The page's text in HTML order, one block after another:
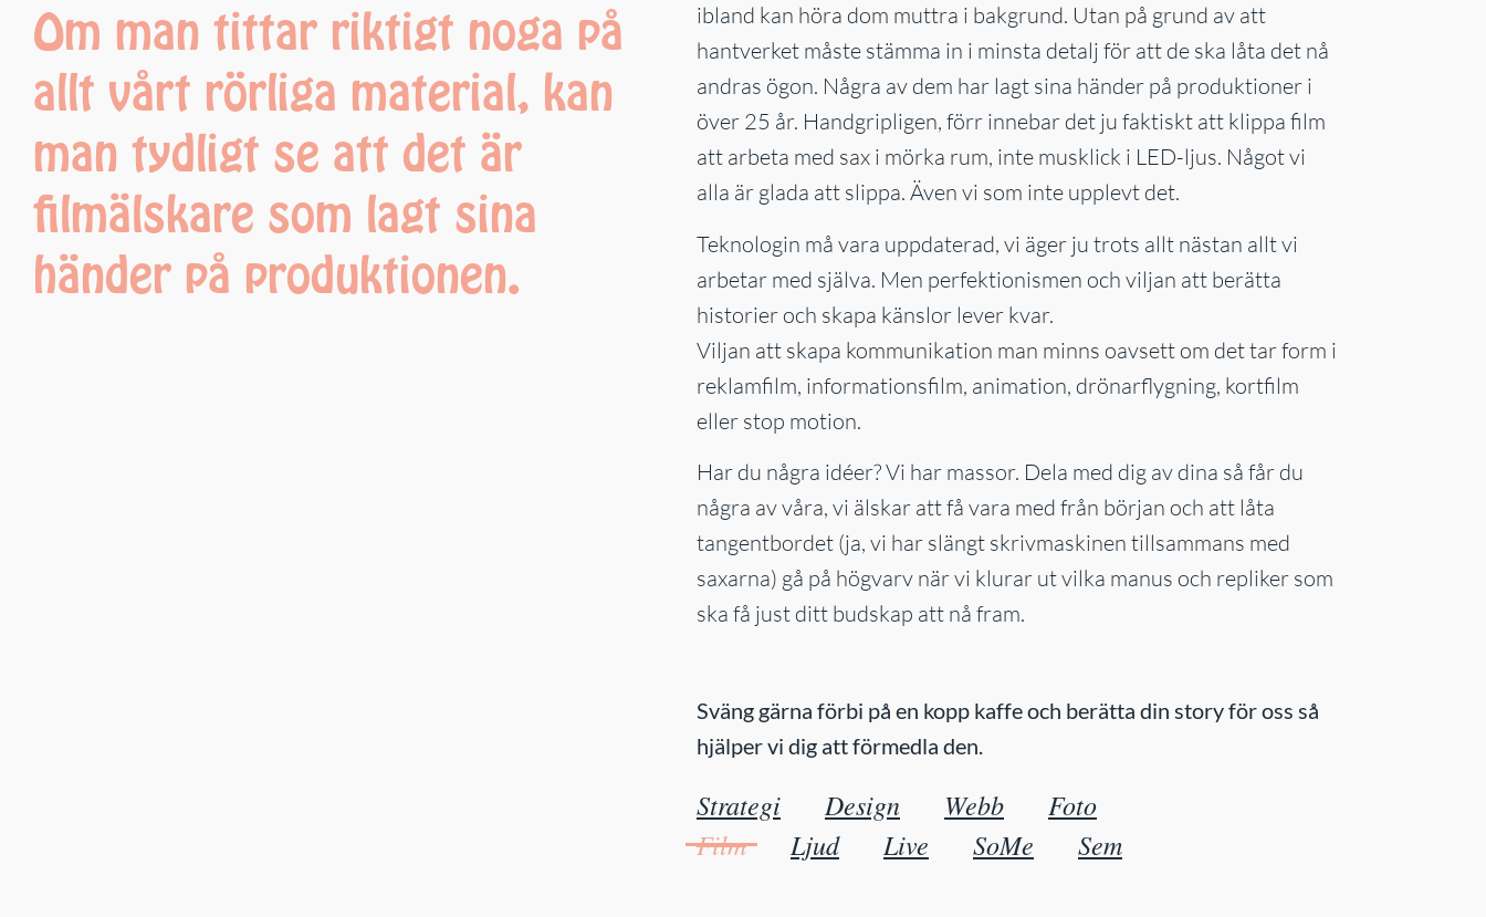
Om man tittar riktigt noga på
allt vårt rörliga material, kan
man tydligt se att det är
filmälskare som lagt sina
händer på produktionen.
ibland kan höra dom muttra i bakgrund. Utan på grund av att
hantverket måste stämma in i minsta detalj för att de ska låta det nå
andras ögon. Några av dem har lagt sina händer på produktioner i
över 25 år. Handgripligen, förr innebar det ju faktiskt att klippa film
att arbeta med sax i mörka rum, inte musklick i LED-ljus. Något vi
alla är glada att slippa. Även vi som inte upplevt det.
Teknologin må vara uppdaterad, vi äger ju trots allt nästan allt vi
arbetar med själva. Men perfektionismen och viljan att berätta
historier och skapa känslor lever kvar.
Viljan att skapa kommunikation man minns oavsett om det tar form i
reklamfilm, informationsfilm, animation, drönarflygning, kortfilm
eller stop motion.
Har du några idéer? Vi har massor. Dela med dig av dina så får du
några av våra, vi älskar att få vara med från början och att låta
tangentbordet (ja, vi har slängt skrivmaskinen tillsammans med
saxarna) gå på högvarv när vi klurar ut vilka manus och repliker som
ska få just ditt budskap att nå fram.
Sväng gärna förbi på en kopp kaffe och berätta din story för oss så
hjälper vi dig att förmedla den.
Strategi Design Webb
Foto
Film
Ljud Live SoMe Sem